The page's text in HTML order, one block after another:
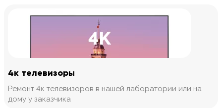
4к телевизоры
Ремонт 4к телевизоров в нашей лаборатории или на
дому у заказчика